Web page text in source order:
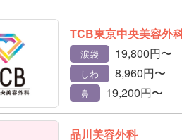
TCB東京中央美容外
涙袋 19,800円〜
しわ 8,960円〜
鼻 19,200円〜
品川美容外科